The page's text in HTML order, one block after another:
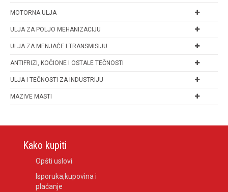
MOTORNA ULJA
ULJA ZA POLJO MEHANIZACIJU
ULJA ZA MENJAČE I TRANSMISIJU
ANTIFRIZI, KOČIONE I OSTALE TEČNOSTI
ULJA I TEČNOSTI ZA INDUSTRIJU
MAZIVE MASTI
Kako kupiti
Opšti uslovi
Isporuka,kupovina i
plaćanje